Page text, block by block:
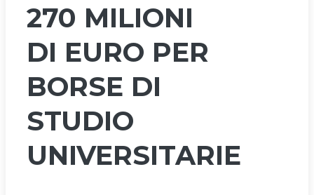
270 MILIONI
DI EURO PER
BORSE DI
STUDIO
UNIVERSITARIE